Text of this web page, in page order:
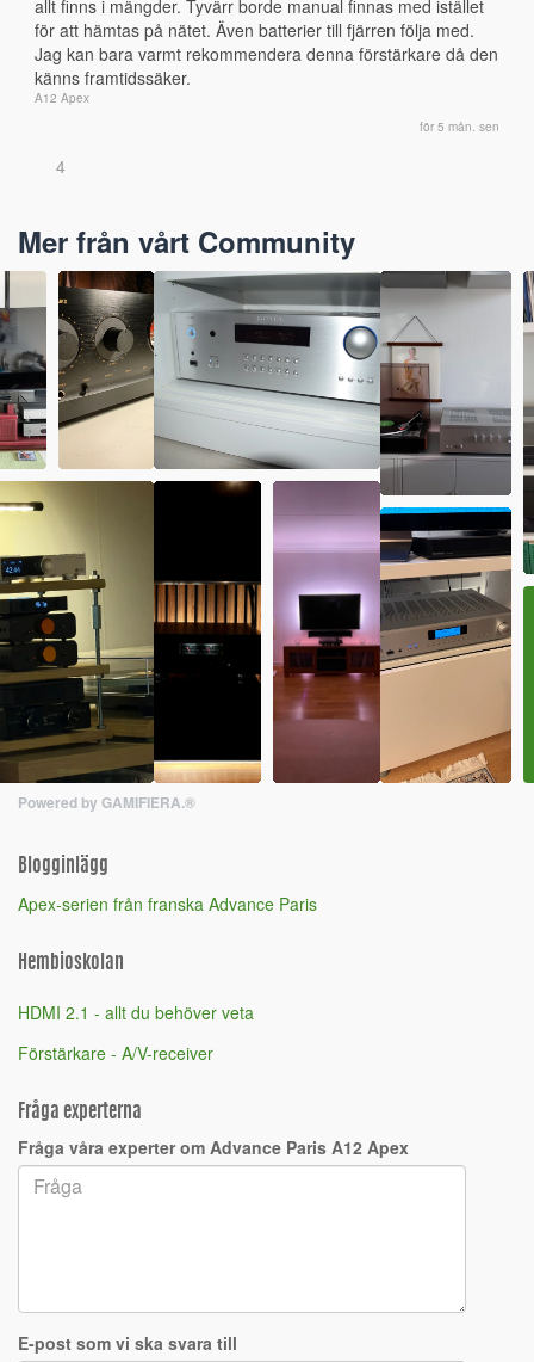
allt finns i mängder. Tyvärr borde manual finnas med istället
för att hämtas på nätet. Även batterier till fjärren följa med.
Jag kan bara varmt rekommendera denna förstärkare då den
känns framtidssäker.
A12 Apex
för 5 mån. sen
4
Mer från vårt Community
Powered by GAMIFIERA.®
Blogginlägg
Apex-serien från franska Advance Paris
Hembioskolan
HDMI 2.1 - allt du behöver veta
Förstärkare - A/V-receiver
Fråga experterna
Fråga våra experter om Advance Paris A12 Apex
E-post som vi ska svara till